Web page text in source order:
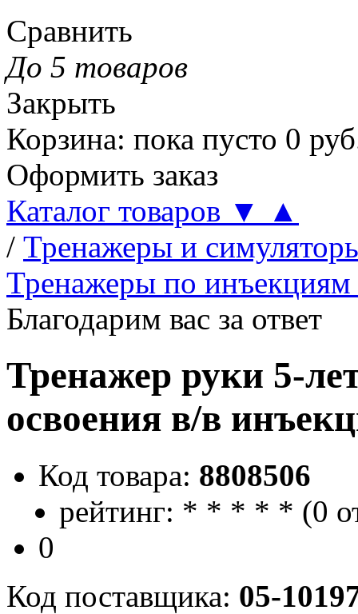
Сравнить
До 5 товаров
Закрыть
Корзина: пока пусто 0
Оформить заказ
Каталог товаров ▼
▲
/ Тренажеры и
Тренажеры по
Благодарим вас за ответ
Тренажер руки 5-
освоения в/в
Код товара: 8808506
рейтинг: * * * * * (0
0
Код поставщика: 05-